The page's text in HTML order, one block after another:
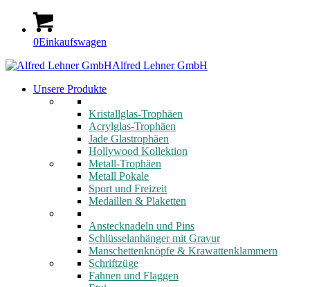
0Einkaufswagen
Alfred Lehner GmbH
Unsere Produkte
Kristallglas-Trophäen
Acrylglas-Trophäen
Jade Glastrophäen
Hollywood Kollektion
Metall-Trophäen
Metall Pokale
Sport und Freizeit
Medaillen & Plaketten
Anstecknadeln und Pins
Schlüsselanhänger mit Gravur
Manschettenknöpfe & Krawattenklammern
Schriftzüge
Fahnen und Flaggen